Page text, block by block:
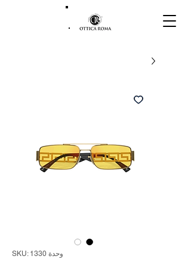
وحدة SKU: 1330